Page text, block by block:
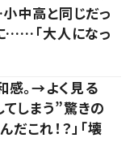
中高と同じだっ
……「大人になっ
感。→よく見る
しまう”驚きの
これ！？」「壊